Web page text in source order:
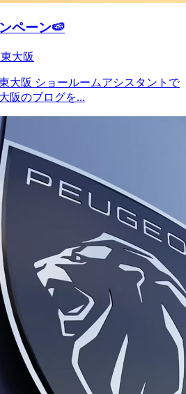
ペーン🍉
大阪
大阪 ショールームアシスタントで
阪のブログを...